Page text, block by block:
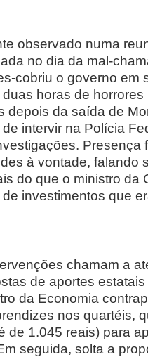
observado numa
no dia da mal-
cobriu o governo em
horas de horrores
depois da saída de
intervir na Polícia
Presença
à vontade, falando
do que o ministro da
investimentos que
chamam a
de aportes
da Economia
nos quartéis,
de 1.045 reais) para
seguida, solta a